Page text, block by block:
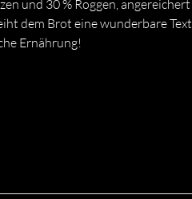
und 30 % Roggen,
dem Brot eine wunderbare
Ernährung!